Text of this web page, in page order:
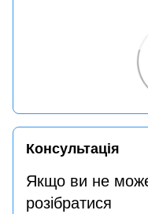
Консультація
Якщо ви не
розібратися